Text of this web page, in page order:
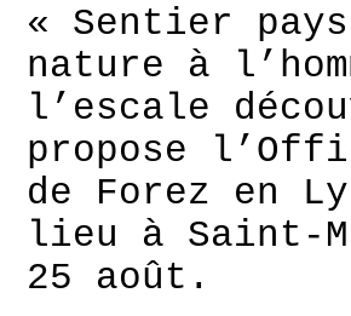
« Sentier
nature à
l’escale
propose
de Forez en
lieu à Saint-
25 août.